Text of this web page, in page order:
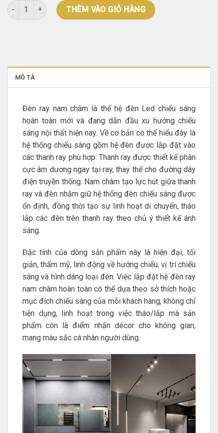
Thanh ray nam châm R20A lắp âm số lượng
THÊM VÀO GIỎ HÀNG
MÔ TẢ
Đèn ray nam châm là thế hệ đèn Led chiếu sáng
hoàn toàn mới và đang dẫn đầu xu hướng chiếu
sáng nội thất hiện nay. Về cơ bản có thể hiểu đây là
hệ thống chiếu sáng gồm hệ đèn được lắp đặt vào
các thanh ray phù hợp. Thanh ray được thiết kế phân
cực âm dương ngay tại ray, thay thế cho đường dây
điện truyền thống. Nam châm tạo lực hút giữa thanh
ray và đèn nhằm giữ hệ thống đèn chiếu sáng được
ổn định, đồng thời tạo sự linh hoạt di chuyển, tháo
lắp các đèn trên thanh ray theo chủ ý thiết kế ánh
sáng.
Đặc tính của dòng sản phẩm này là hiện đại, tối
giản, thẩm mỹ, linh động về hướng chiếu, vị trí chiếu
sáng và hình dáng loại đèn. Việc lắp đặt hệ đèn ray
nam châm hoàn toàn có thể dựa theo sở thích hoặc
mục đích chiếu sáng của mỗi khách hàng, không chỉ
tiện dụng, linh hoạt trong việc tháo/lắp mà sản
phẩm còn là điểm nhấn décor cho không gian,
mang màu sắc cá nhân người dùng.